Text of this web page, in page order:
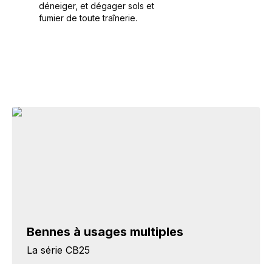
déneiger, et dégager sols et
fumier de toute traînerie.
Bennes à usages multiples
La série CB25